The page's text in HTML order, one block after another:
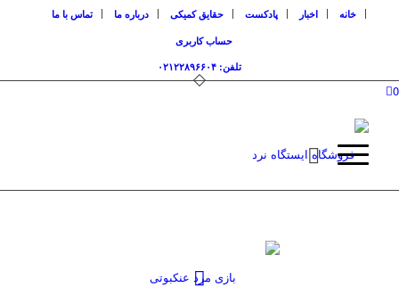
خانه اخبار پادکست حقایق کمیکی درباره ما
تماس با ما
حساب کاربری
تلفن: ۰۲۱۲۲۸۹۶۶۰۴
0